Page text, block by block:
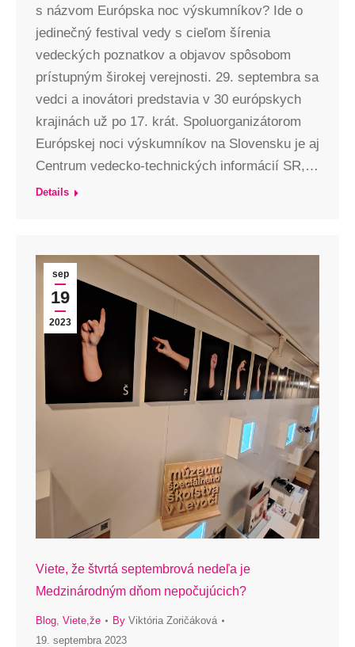
s názvom Európska noc výskumníkov? Ide o
jedinečný festival vedy s cieľom šírenia
vedeckých poznatkov a objavov spôsobom
prístupným širokej verejnosti. 29. septembra sa
vedci a inovátori predstavia v 30 európskych
krajinách už po 17. krát. Spoluorganizátorom
Európskej noci výskumníkov na Slovensku je aj
Centrum vedecko-technických informácií SR,…
Details
sep
19
2023
Viete, že štvrtá septembrová nedeľa je
Medzinárodným dňom nepočujúcich?
Blog, Viete,že By Viktória Zoričáková
19. septembra 2023